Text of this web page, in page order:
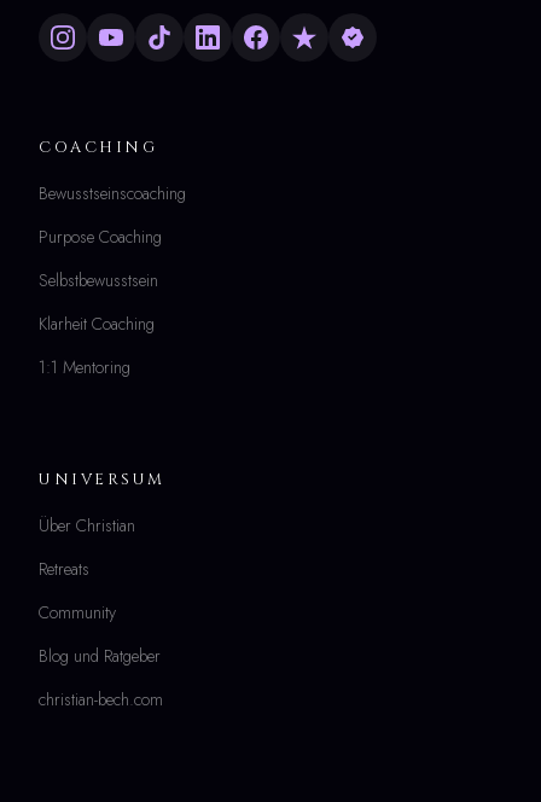
COACHING
Bewusstseinscoaching
Purpose Coaching
Selbstbewusstsein
Klarheit Coaching
1:1 Mentoring
UNIVERSUM
Über Christian
Retreats
Community
Blog und Ratgeber
christian-bech.com